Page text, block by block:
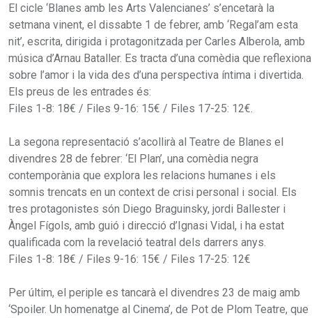
El cicle ‘Blanes amb les Arts Valencianes’ s’encetarà la
setmana vinent, el dissabte 1 de febrer, amb ‘Regal’am esta
nit’, escrita, dirigida i protagonitzada per Carles Alberola, amb
música d’Arnau Bataller. Es tracta d’una comèdia que reflexiona
sobre l’amor i la vida des d’una perspectiva íntima i divertida.
Els preus de les entrades és:
Files 1-8: 18€ / Files 9-16: 15€ / Files 17-25: 12€.
La segona representació s’acollirà al Teatre de Blanes el
divendres 28 de febrer: ‘El Plan’, una comèdia negra
contemporània que explora les relacions humanes i els
somnis trencats en un context de crisi personal i social. Els
tres protagonistes són Diego Braguinsky, jordi Ballester i
Àngel Fígols, amb guió i direcció d’Ignasi Vidal, i ha estat
qualificada com la revelació teatral dels darrers anys.
Files 1-8: 18€ / Files 9-16: 15€ / Files 17-25: 12€
Per últim, el periple es tancarà el divendres 23 de maig amb
‘Spoiler. Un homenatge al Cinema’, de Pot de Plom Teatre, que